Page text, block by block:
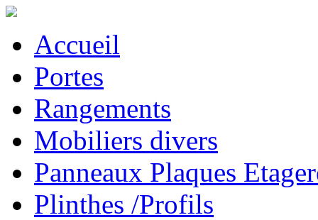
Accueil
Portes
Rangements
Mobiliers divers
Panneaux Plaques
Plinthes /Profils